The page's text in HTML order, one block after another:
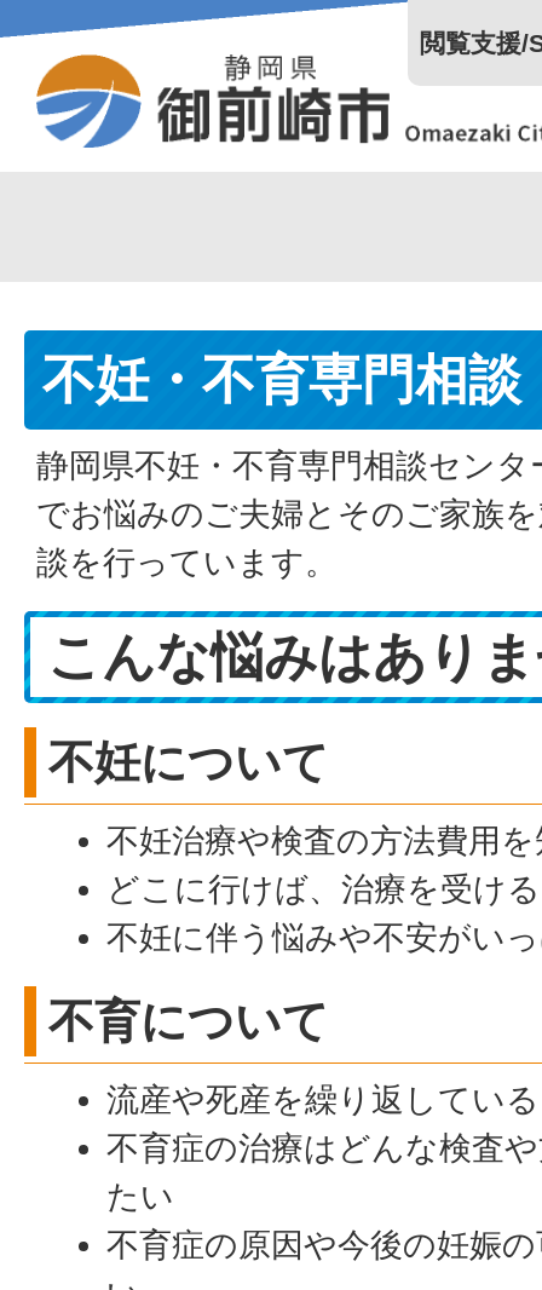
閲覧支援
不妊・不育専門相談
静岡県不妊・不育専門相談セン
でお悩みのご夫婦とそのご家族
談を行っています。
こんな悩みはあり
不妊について
不妊治療や検査の方法費用
どこに行けば、治療を受け
不妊に伴う悩みや不安がい
不育について
流産や死産を繰り返している
不育症の治療はどんな検査
たい
不育症の原因や今後の妊娠